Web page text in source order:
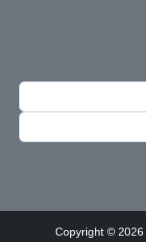
Copyright © 2026